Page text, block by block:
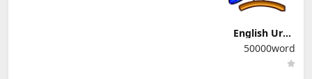
English Urdu
Dictionary
50000word